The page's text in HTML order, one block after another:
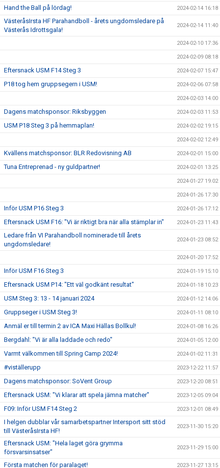
Hand the Ball på lördag! 2024-02-14 16:18
VästeråsIrsta HF Parahandboll - årets ungdomsledare på
Västerås Idrottsgala!
2024-02-14 11:40
2024-02-10 17:36
2024-02-09 08:18
Eftersnack USM F14 Steg 3 2024-02-07 15:47
P18 tog hem gruppsegern i USM! 2024-02-06 07:58
2024-02-03 14:00
Dagens matchsponsor: Riksbyggen 2024-02-03 11:53
USM P18 Steg 3 på hemmaplan! 2024-02-02 19:15
2024-02-02 12:49
Kvällens matchsponsor: BLR Redovisning AB 2024-02-01 15:00
Tuna Entreprenad - ny guldpartner! 2024-02-01 13:25
2024-01-27 19:02
2024-01-26 17:30
Inför USM P16 Steg 3 2024-01-26 17:12
Eftersnack USM F16: "Vi är riktigt bra när alla stämplar in" 2024-01-23 11:43
Ledare från VI Parahandboll nominerade till årets
ungdomsledare!
2024-01-23 08:52
2024-01-20 17:52
Inför USM F16 Steg 3 2024-01-19 15:10
Eftersnack USM P14: "Ett väl godkänt resultat" 2024-01-18 10:23
USM Steg 3: 13 - 14 januari 2024 2024-01-12 14:06
Gruppseger i USM Steg 3! 2024-01-11 08:10
Anmäl er till termin 2 av ICA Maxi Hällas Bollkul! 2024-01-08 16:26
Bergdahl: "Vi är alla laddade och redo" 2024-01-05 12:00
Varmt välkommen till Spring Camp 2024! 2024-01-02 11:31
#viställerupp 2023-12-22 11:57
Dagens matchsponsor: SoVent Group 2023-12-20 08:51
Eftersnack USM: "Vi klarar att spela jämna matcher" 2023-12-05 09:04
F09: Inför USM F14 Steg 2 2023-12-01 08:49
I helgen dubblar vår samarbetspartner Intersport sitt stöd
till VästeråsIrsta HF!
2023-11-30 15:20
Eftersnack USM: "Hela laget göra grymma
försvarsinsatser"
2023-11-29 15:00
Första matchen för paralaget! 2023-11-27 13:15